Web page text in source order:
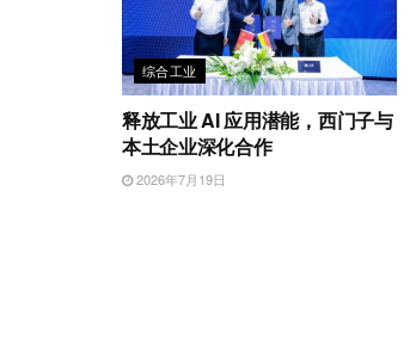
综合工业
释放工业 AI 应用潜能，西门子与
本土企业深化合作
2026年7月19日